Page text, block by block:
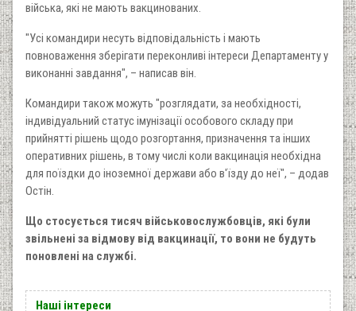
війська, які не мають вакцинованих.
"Усі командири несуть відповідальність і мають
повноваження зберігати переконливі інтереси Департаменту у
виконанні завдання", – написав він.
Командири також можуть "розглядати, за необхідності,
індивідуальний статус імунізації особового складу при
прийнятті рішень щодо розгортання, призначення та інших
оперативних рішень, в тому числі коли вакцинація необхідна
для поїздки до іноземної держави або в'їзду до неї", – додав
Остін.
Що стосується тисяч військовослужбовців, які були
звільнені за відмову від вакцинації, то вони не будуть
поновлені на службі.
Наші інтереси